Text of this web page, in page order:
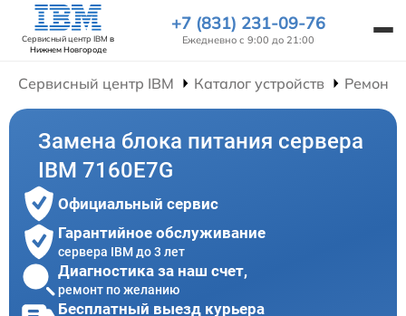
Сервисный центр IBM в
Нижнем Новгороде
+7 (831) 231-09-76
Ежедневно с 9:00 до 21:00
Сервисный центр IBM Каталог устройств Ремонт
Замена блока питания сервера
IBM 7160E7G
Официальный сервис
Гарантийное обслуживание
сервера IBM до 3 лет
Диагностика за наш счет,
ремонт по желанию
Бесплатный выезд курьера